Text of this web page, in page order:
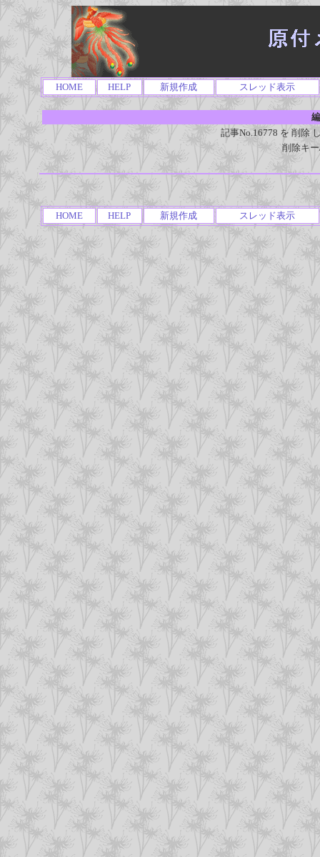
HOME HELP 新規作成 スレッド表示
記事No.16778 を 削除
削除キ
HOME HELP 新規作成 スレッド表示